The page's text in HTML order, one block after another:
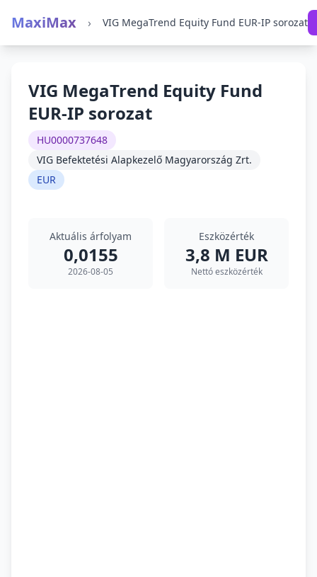
MaxiMax › VIG MegaTrend Equity Fund EUR-IP sorozat
VIG MegaTrend Equity Fund
EUR-IP sorozat
HU0000737648
VIG Befektetési Alapkezelő Magyarország Zrt.
EUR
Aktuális árfolyam
0,0155
2026-08-05
Eszközérték
3,8 M EUR
Nettó eszközérték